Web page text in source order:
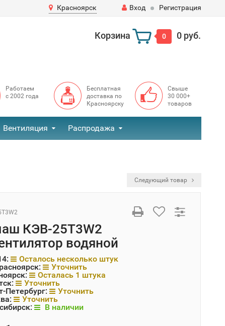
Красноярск Вход Регистрация
Корзина 0 0 руб.
Работаем
с 2002 года
Бесплатная
доставка по
Красноярску
Свыше
30 000+
товаров
Вентиляция Распродажа
Следующий товар
КЭВ-25T3W2
водяной
Осталось несколько штук
Уточнить
Осталась 1 штука
Уточнить
Петербург:
Уточнить
Уточнить
В наличии